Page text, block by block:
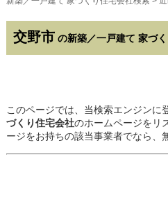
交野市 の新築／一戸建て 家づ
このページでは、当検索エンジンに
づくり住宅会社のホームページをリ
ージをお持ちの該当事業者でなら、